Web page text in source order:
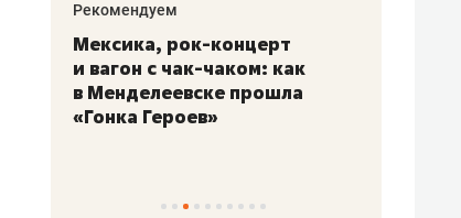
Рекомендуем
Мексика, рок-концерт
и вагон с чак-чаком: как
в Менделеевске прошла
«Гонка Героев»